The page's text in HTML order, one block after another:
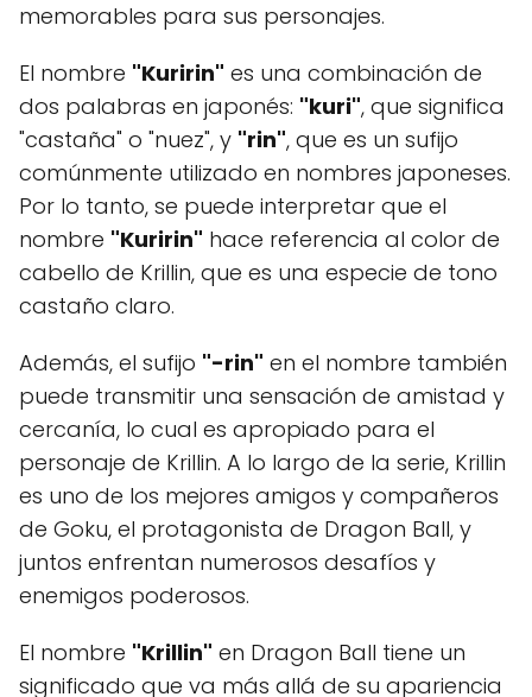
memorables para sus personajes.
El nombre "Kuririn" es una combinación de
dos palabras en japonés: "kuri", que significa
"castaña" o "nuez", y "rin", que es un sufijo
comúnmente utilizado en nombres japoneses.
Por lo tanto, se puede interpretar que el
nombre "Kuririn" hace referencia al color de
cabello de Krillin, que es una especie de tono
castaño claro.
Además, el sufijo "-rin" en el nombre también
puede transmitir una sensación de amistad y
cercanía, lo cual es apropiado para el
personaje de Krillin. A lo largo de la serie, Krillin
es uno de los mejores amigos y compañeros
de Goku, el protagonista de Dragon Ball, y
juntos enfrentan numerosos desafíos y
enemigos poderosos.
El nombre "Krillin" en Dragon Ball tiene un
significado que va más allá de su apariencia